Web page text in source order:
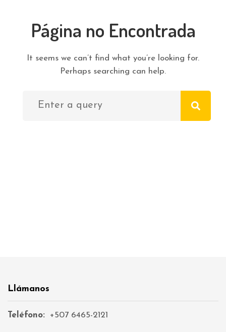
Página no Encontrada
It seems we can’t find what you’re looking for.
Perhaps searching can help.
Llámanos
Teléfono: +507 6465-2121